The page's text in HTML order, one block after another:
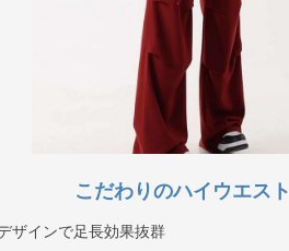
こだわりのハイウエスト
ザインで足長効果抜群